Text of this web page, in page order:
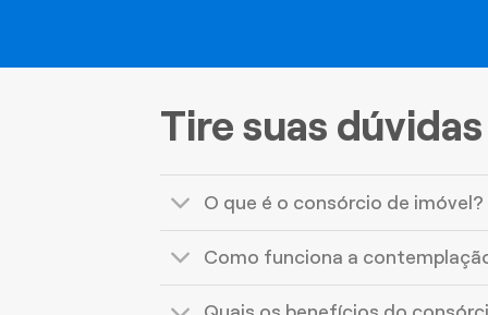
Tire suas dúvidas
O que é o consórcio de imóvel?
Como funciona a